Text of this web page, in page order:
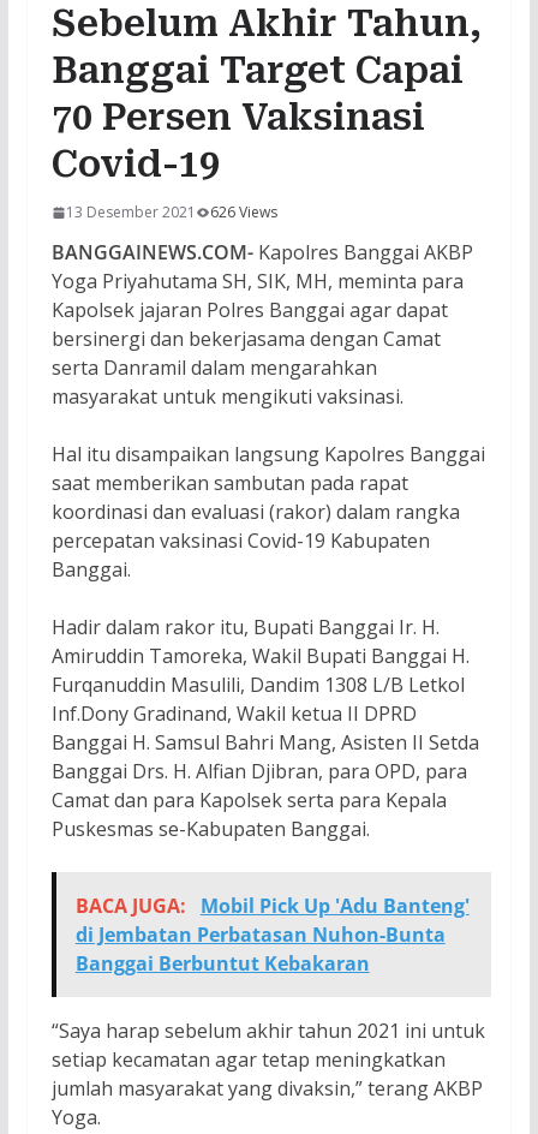
Sebelum Akhir Tahun,
Banggai Target Capai
70 Persen Vaksinasi
Covid-19
13 Desember 2021 626 Views
BANGGAINEWS.COM-Kapolres Banggai AKBP
Yoga Priyahutama SH, SIK, MH, meminta para
Kapolsek jajaran Polres Banggai agar dapat
bersinergi dan bekerjasama dengan Camat
serta Danramil dalam mengarahkan
masyarakat untuk mengikuti vaksinasi.
Hal itu disampaikan langsung Kapolres Banggai
saat memberikan sambutan pada rapat
koordinasi dan evaluasi (rakor) dalam rangka
percepatan vaksinasi Covid-19 Kabupaten
Banggai.
Hadir dalam rakor itu, Bupati Banggai Ir. H.
Amiruddin Tamoreka, Wakil Bupati Banggai H.
Furqanuddin Masulili, Dandim 1308 L/B Letkol
Inf.Dony Gradinand, Wakil ketua II DPRD
Banggai H. Samsul Bahri Mang, Asisten II Setda
Banggai Drs. H. Alfian Djibran, para OPD, para
Camat dan para Kapolsek serta para Kepala
Puskesmas se-Kabupaten Banggai.
BACA JUGA:
Mobil Pick Up 'Adu Banteng'
di Jembatan Perbatasan Nuhon-Bunta
Banggai Berbuntut Kebakaran
“Saya harap sebelum akhir tahun 2021 ini untuk
setiap kecamatan agar tetap meningkatkan
jumlah masyarakat yang divaksin,” terang AKBP
Yoga.